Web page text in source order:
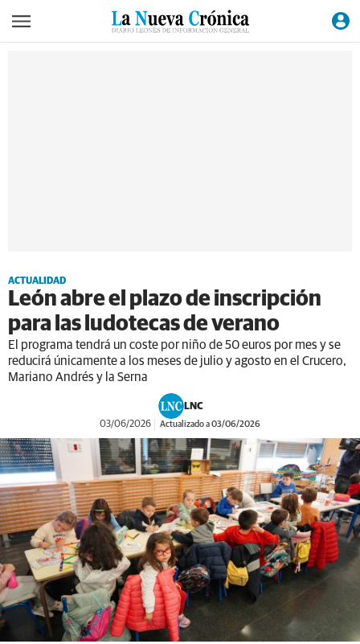
ACTUALIDAD
León abre el plazo de inscripción
para las ludotecas de verano
El programa tendrá un coste por niño de 50 euros por mes y se
reducirá únicamente a los meses de julio y agosto en el Crucero,
Mariano Andrés y la Serna
LNC
03/06/2026 Actualizado a 03/06/2026